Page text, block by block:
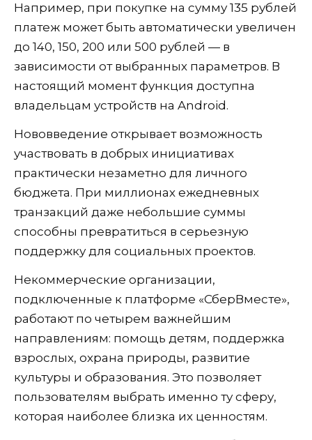
Например, при покупке на сумму 135 рублей
платеж может быть автоматически увеличен
до 140, 150, 200 или 500 рублей — в
зависимости от выбранных параметров. В
настоящий момент функция доступна
владельцам устройств на Android.
Нововведение открывает возможность
участвовать в добрых инициативах
практически незаметно для личного
бюджета. При миллионах ежедневных
транзакций даже небольшие суммы
способны превратиться в серьезную
поддержку для социальных проектов.
Некоммерческие организации,
подключенные к платформе «СберВместе»,
работают по четырем важнейшим
направлениям: помощь детям, поддержка
взрослых, охрана природы, развитие
культуры и образования. Это позволяет
пользователям выбрать именно ту сферу,
которая наиболее близка их ценностям.